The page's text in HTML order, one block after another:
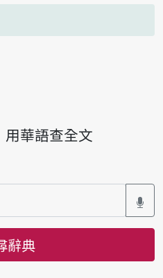
用華語查全文
辭典